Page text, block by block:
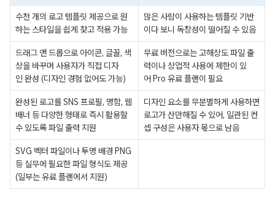
수천 개의 로고 템플릿 제공으로 원
하는 스타일을 쉽게 찾고 적용 가능
많은 사람이 사용하는 템플릿 기반
이다 보니 독창성이 떨어질 수 있음
드래그 앤 드롭으로 아이콘, 글꼴, 색
상을 바꾸며 사용자가 직접 디자
인 완성 (디자인 경험 없어도 가능)
무료 버전으로는 고해상도 파일 출
력이나 상업적 사용에 제한이 있
어 Pro 유료 플랜이 필요
완성된 로고를 SNS 프로필, 명함, 웹
배너 등 다양한 형태로 즉시 활용할
수 있도록 파일 출력 지원
디자인 요소를 무분별하게 사용하면
로고가 산만해질 수 있어, 일관된 컨
셉 구성은 사용자 몫으로 남음
SVG 벡터 파일이나 투명 배경 PNG
등 실무에 필요한 파일 형식도 제공
(일부는 유료 플랜에서 지원)